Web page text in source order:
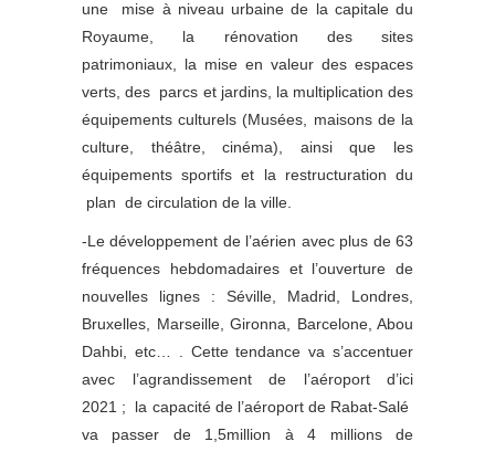
une mise à niveau urbaine de la capitale du
Royaume, la rénovation des sites
patrimoniaux, la mise en valeur des espaces
verts, des parcs et jardins, la multiplication des
équipements culturels (Musées, maisons de la
culture, théâtre, cinéma), ainsi que les
équipements sportifs et la restructuration du
plan de circulation de la ville.
-Le développement de l’aérien avec plus de 63
fréquences hebdomadaires et l’ouverture de
nouvelles lignes : Séville, Madrid, Londres,
Bruxelles, Marseille, Gironna, Barcelone, Abou
Dahbi, etc… . Cette tendance va s’accentuer
avec l’agrandissement de l’aéroport d’ici
2021 ; la capacité de l’aéroport de Rabat-Salé
va passer de 1,5million à 4 millions de